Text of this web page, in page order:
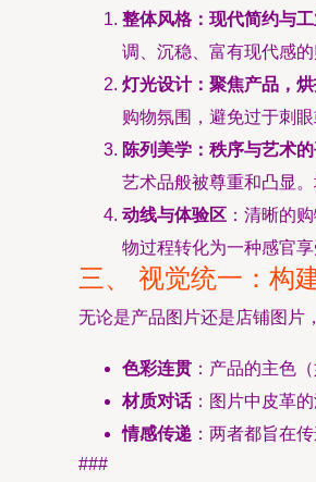
整体风格：现代简约与
调、沉稳、富有现代感的
灯光设计：聚焦产品，烘
购物氛围，避免过于刺眼
陈列美学：秩序与艺术
艺术品般被尊重和凸显
动线与体验区 ：清晰的
物过程转化为一种感官享
三、 视觉统一：构
无论是产品图片还是店铺图片
色彩连贯 ：产品的主色
材质对话：图片中皮革的
情感传递 ：两者都旨在
###